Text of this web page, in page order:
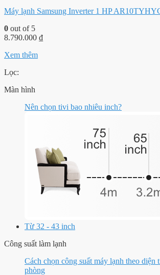
Máy lạnh Samsung Inverter 1 HP
0 out of 5
8.790.000 ₫
Xem thêm
Lọc:
Màn hình
Nên chọn tivi bao nhiêu inch?
Từ 32 - 43 inch
Công suất làm lạnh
Cách chọn công suất máy lạnh theo diện
phòng